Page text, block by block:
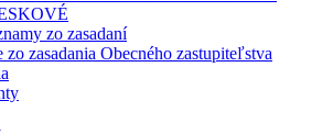
zo zasadaní
zo zasadania Obecného zastupiteľstva